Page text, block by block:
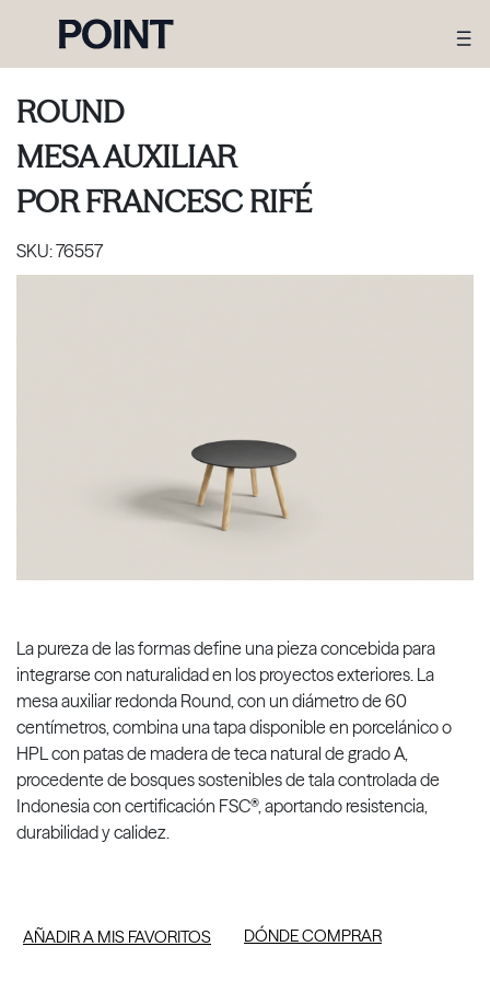
ROUND
MESA AUXILIAR
PORFRANCESC RIFÉ
SKU:76557
La pureza de las formas define una pieza concebida para
integrarse con naturalidad en los proyectos exteriores. La
mesa auxiliar redonda Round, con un diámetro de 60
centímetros, combina una tapa disponible en porcelánico o
HPL con patas de madera de teca natural de grado A,
procedente de bosques sostenibles de tala controlada de
Indonesia con certificación FSC®, aportando resistencia,
durabilidad y calidez.
AÑADIR A MIS FAVORITOS DÓNDE COMPRAR